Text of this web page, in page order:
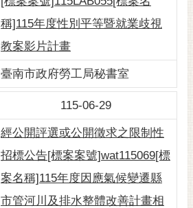
稱]115年度性別平等暨就業歧視
教案影片計畫
臺南市政府勞工局秘書室
115-06-29
經公開評選或公開徵求之限制性
招標公告[標案案號]wat115069[標
案名稱]115年度因應氣候變遷縣
市管河川及排水整體改善計畫相